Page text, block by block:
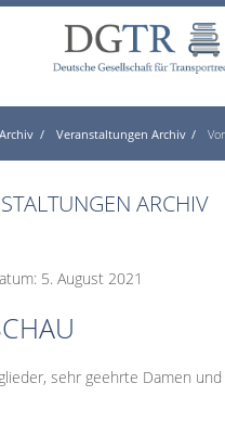
Archiv Veranstaltungen Archiv
ARCHIV
5. August 2021
sehr geehrte Damen